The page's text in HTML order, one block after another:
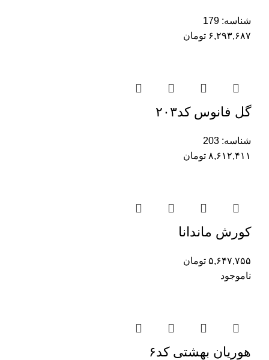
شناسه: 179
۶,۲۹۳,۶۸۷ تومان
گل فانوس کد۲۰۳
شناسه: 203
۸,۶۱۲,۴۱۱ تومان
کورش ماندانا
۵,۶۴۷,۷۵۵ تومان
ناموجود
هوریان بهشتی کد۶